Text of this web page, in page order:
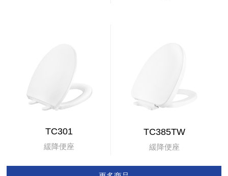
TC301
緩降便座
TC385TW
緩降便座